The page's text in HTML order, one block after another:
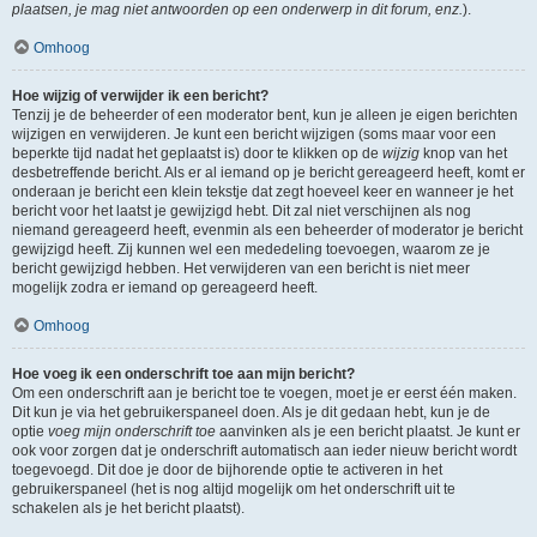
plaatsen, je mag niet antwoorden op een onderwerp in dit forum, enz.).
Omhoog
Hoe wijzig of verwijder ik een bericht?
Tenzij je de beheerder of een moderator bent, kun je alleen je eigen berichten
wijzigen en verwijderen. Je kunt een bericht wijzigen (soms maar voor een
beperkte tijd nadat het geplaatst is) door te klikken op de wijzig knop van het
desbetreffende bericht. Als er al iemand op je bericht gereageerd heeft, komt er
onderaan je bericht een klein tekstje dat zegt hoeveel keer en wanneer je het
bericht voor het laatst je gewijzigd hebt. Dit zal niet verschijnen als nog
niemand gereageerd heeft, evenmin als een beheerder of moderator je bericht
gewijzigd heeft. Zij kunnen wel een mededeling toevoegen, waarom ze je
bericht gewijzigd hebben. Het verwijderen van een bericht is niet meer
mogelijk zodra er iemand op gereageerd heeft.
Omhoog
Hoe voeg ik een onderschrift toe aan mijn bericht?
Om een onderschrift aan je bericht toe te voegen, moet je er eerst één maken.
Dit kun je via het gebruikerspaneel doen. Als je dit gedaan hebt, kun je de
optie voeg mijn onderschrift toe aanvinken als je een bericht plaatst. Je kunt er
ook voor zorgen dat je onderschrift automatisch aan ieder nieuw bericht wordt
toegevoegd. Dit doe je door de bijhorende optie te activeren in het
gebruikerspaneel (het is nog altijd mogelijk om het onderschrift uit te
schakelen als je het bericht plaatst).